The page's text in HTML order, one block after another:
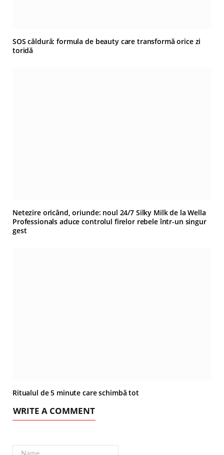
SOS căldură: formula de beauty care transformă orice zi
toridă
Netezire oricând, oriunde: noul 24/7 Silky Milk de la Wella
Professionals aduce controlul firelor rebele într-un singur
gest
Ritualul de 5 minute care schimbă tot
WRITE A COMMENT